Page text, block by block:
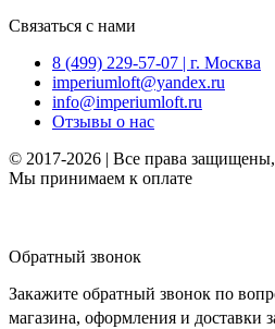
Связаться с нами
8 (499) 229-57-07 | г. Москва
imperiumloft@yandex.ru
info@imperiumloft.ru
Отзывы о нас
© 2017-2026 | Все права
Мы принимаем к оплате
Обратный звонок
Закажите обратный звонок по
магазина, оформления и доставки